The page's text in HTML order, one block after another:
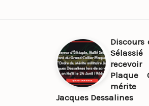
Discours
Plaque
mérite
Jacques Dessalines